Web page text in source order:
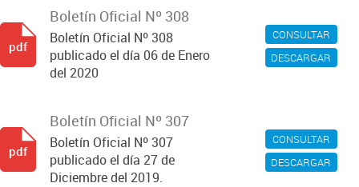
CONSULTAR
DESCARGAR
Boletín Oficial Nº 308
Boletín Oficial Nº 308
publicado el día 06 de Enero
del 2020
pdf
CONSULTAR
DESCARGAR
Boletín Oficial Nº 307
Boletín Oficial Nº 307
publicado el día 27 de
Diciembre del 2019.
pdf